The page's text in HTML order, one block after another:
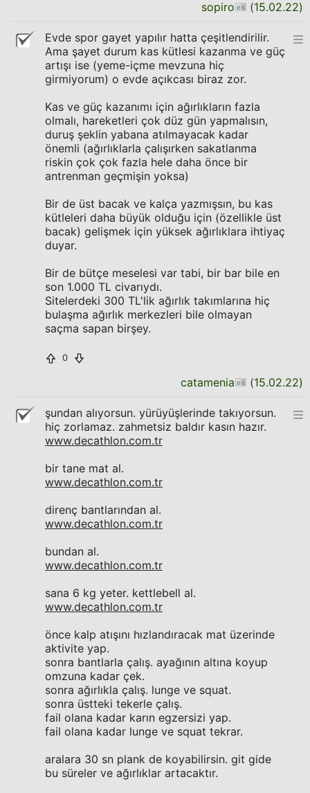
sopiro (15.02.22)
Evde spor gayet yapılır hatta çeşitlendirilir.
Ama şayet durum kas kütlesi kazanma ve güç
artışı ise (yeme-içme mevzuna hiç
girmiyorum) o evde açıkcası biraz zor.
Kas ve güç kazanımı için ağırlıkların fazla
olmalı, hareketleri çok düz gün yapmalısın,
duruş şeklin yabana atılmayacak kadar
önemli (ağırlıklarla çalışırken sakatlanma
riskin çok çok fazla hele daha önce bir
antrenman geçmişin yoksa)
Bir de üst bacak ve kalça yazmışsın, bu kas
kütleleri daha büyük olduğu için (özellikle üst
bacak) gelişmek için yüksek ağırlıklara ihtiyaç
duyar.
Bir de bütçe meselesi var tabi, bir bar bile en
son 1.000 TL civarıydı.
Sitelerdeki 300 TL'lik ağırlık takımlarına hiç
bulaşma ağırlık merkezleri bile olmayan
saçma sapan birşey.
0
catamenia (15.02.22)
şundan alıyorsun. yürüyüşlerinde takıyorsun.
hiç zorlamaz. zahmetsiz baldır kasın hazır.
www.decathlon.com.tr
bir tane mat al.
www.decathlon.com.tr
direnç bantlarından al.
www.decathlon.com.tr
bundan al.
www.decathlon.com.tr
sana 6 kg yeter. kettlebell al.
www.decathlon.com.tr
önce kalp atışını hızlandıracak mat üzerinde
aktivite yap.
sonra bantlarla çalış. ayağının altına koyup
omzuna kadar çek.
sonra ağırlıkla çalış. lunge ve squat.
sonra üstteki tekerle çalış.
fail olana kadar karın egzersizi yap.
fail olana kadar lunge ve squat tekrar.
aralara 30 sn plank de koyabilirsin. git gide
bu süreler ve ağırlıklar artacaktır.